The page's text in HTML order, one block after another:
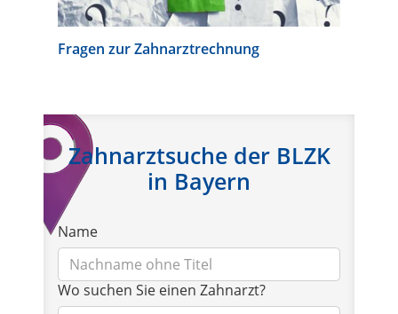
Fragen zur Zahnarztrechnung
Zahnarztsuche der BLZK
in Bayern
Name
Wo suchen Sie einen Zahnarzt?